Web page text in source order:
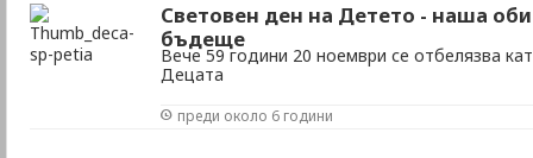
Световен ден на Детето - наша
бъдеще
Вече 59 години 20 ноември се отбелязва
Децата
преди около 6 години